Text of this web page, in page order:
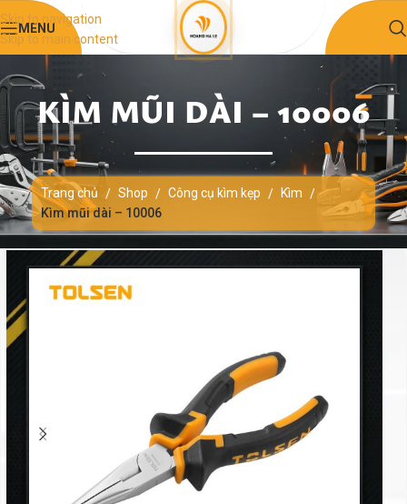
Skip to navigation
Skip to main content
MENU
KÌM MŨI DÀI – 10006
Trang chủ / Shop / Công cụ kìm kẹp / Kìm /
Kìm mũi dài – 10006